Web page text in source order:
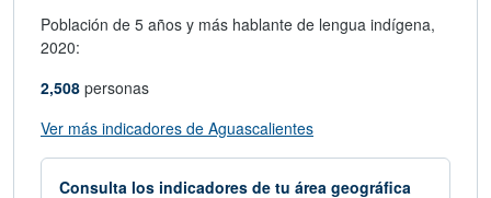
Población de 5 años y más hablante de lengua indígena,
2020:
2,508 personas
Ver más indicadores de Aguascalientesabre en nueva ventana
Consulta los indicadores de tu área geográfica